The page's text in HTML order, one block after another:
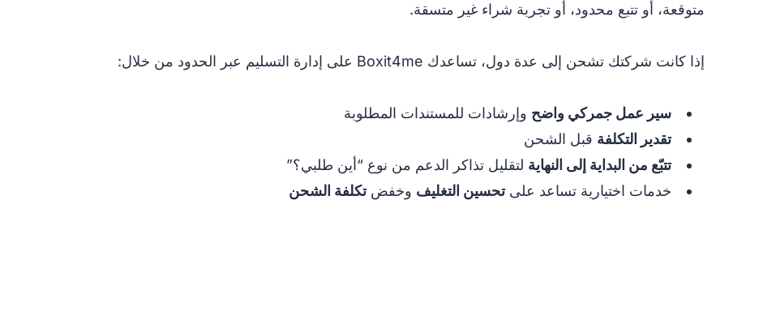
متوقعة، أو تتبع محدود، أو تجربة شراء غير متسقة.
إذا كانت شركتك تشحن إلى عدة دول، تساعدك Boxit4me على إدارة التسليم عبر الحدود من خلال:
سير عمل جمركي واضح وإرشادات للمستندات المطلوبة
تقدير التكلفة قبل الشحن
تتبّع من البداية إلى النهاية لتقليل تذاكر الدعم من نوع “أين طلبي؟”
خدمات اختيارية تساعد علىتحسين التغليف وخفضتكلفة الشحن